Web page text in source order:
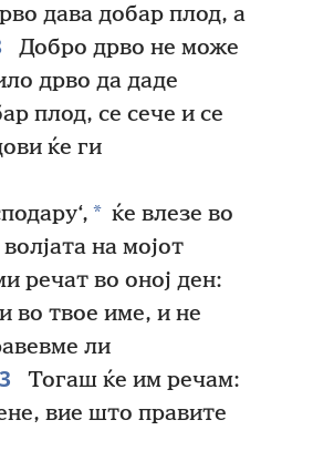
дава добар плод, а
Добро дрво не може
дрво да даде
плод, се сече и се
ќе ги
* ќе влезе во
волјата на мојот
речат во оној ден:
во твое име, и не
ли
Тогаш ќе им речам:
вие што правите